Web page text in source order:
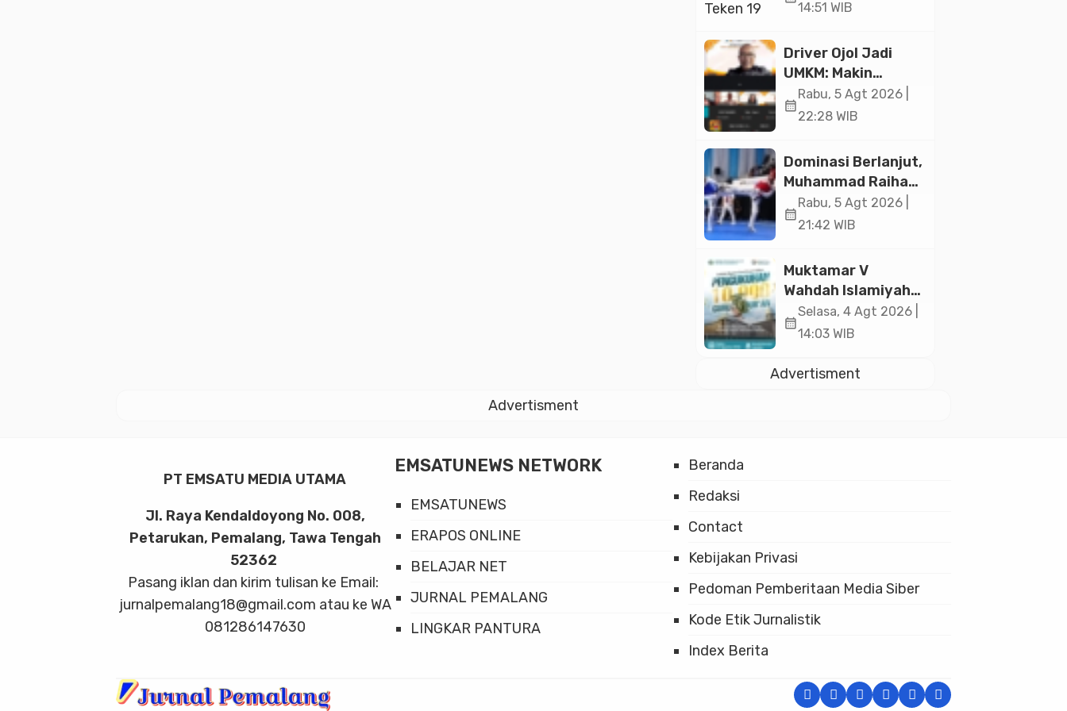
Ekonomi Senilai Rp
14:51 WIB
Driver Ojol Jadi
UMKM: Makin
Sejahtera atau
Merana? Ini
Paramadina
calendar_month
Rabu, 5 Agt 2026 |
22:28 WIB
Dominasi Berlanjut,
Muhammad Raihan
Fadila Sabet Emas
Kyorugi di Asian
Indonesia Open
2026
calendar_month
Rabu, 5 Agt 2026 |
21:42 WIB
Muktamar V
Wahdah Islamiyah
Akan Kukuhkan
10.000 Guru Al-
Istiqlal
calendar_month
Selasa, 4 Agt 2026 |
14:03 WIB
Advertisment
Advertisment
PT EMSATU MEDIA UTAMA
Jl. Raya Kendaldoyong No. 008,
Petarukan, Pemalang, Tawa Tengah
52362
Pasang iklan dan kirim tulisan ke Email:
jurnalpemalang18@gmail.com atau ke WA
081286147630
EMSATUNEWS NETWORK
EMSATUNEWS
ERAPOS ONLINE
BELAJAR NET
JURNAL PEMALANG
LINGKAR PANTURA
Beranda
Redaksi
Contact
Kebijakan Privasi
Pedoman Pemberitaan Media Siber
Kode Etik Jurnalistik
Index Berita